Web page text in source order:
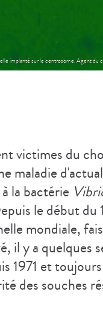
implanté sur le centrosome. Agent du
victimes du
maladie
la bactérie
le début du
mondiale,
il y a quelques
1971 et
des souches